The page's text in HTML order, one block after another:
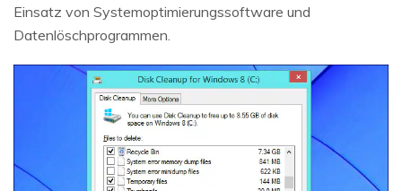
Einsatz von Systemoptimierungssoftware und
Datenlöschprogrammen.